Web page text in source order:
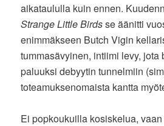
aikataululla kuin ennen.
Strange Little Birdsse äänitti
enimmäkseen Butch Vigin
tummasävyinen, intiimi levy, jota
paluuksi debyytin tunnelmiin
toteamuksenomaista kantta
Ei popkoukuilla kosiskelua,